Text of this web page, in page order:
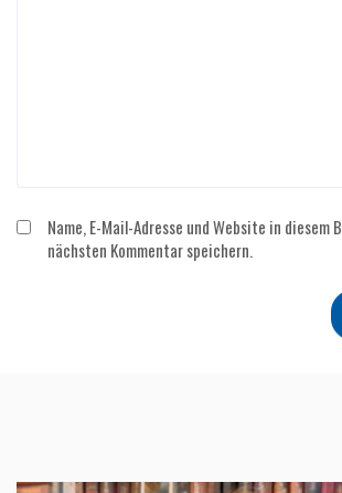
Name, E-Mail-Adresse und Website in diesem
nächsten Kommentar speichern.